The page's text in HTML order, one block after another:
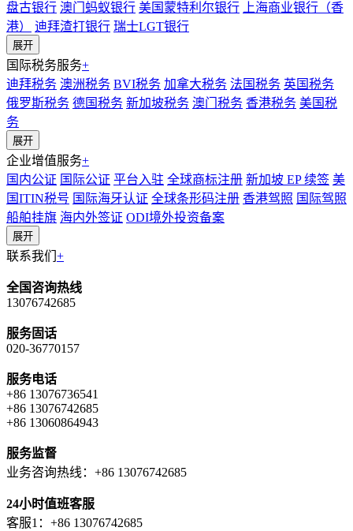
盘古银行 澳门蚂蚁银行 美国蒙特利尔银行
上海商业银行（香
港）
迪拜渣打银行 瑞士LGT银行
展开
国际税务服务+
迪拜税务 澳洲税务 BVI税务 加拿大税务 法国税务 英国税务
俄罗斯税务 德国税务 新加坡税务 澳门税务 香港税务 美国税
务
展开
企业增值服务+
国内公证 国际公证 平台入驻 全球商标注册 新加坡 EP 续签 美
国ITIN税号 国际海牙认证 全球条形码注册 香港驾照 国际驾照
船舶挂旗 海内外签证 ODI境外投资备案
展开
联系我们 +
全国咨询热线
13076742685
服务固话
020-36770157
服务电话
+86 13076736541
+86 13076742685
+86 13060864943
服务监督
业务咨询热线：+86 13076742685
24小时值班客服
客服1：+86 13076742685